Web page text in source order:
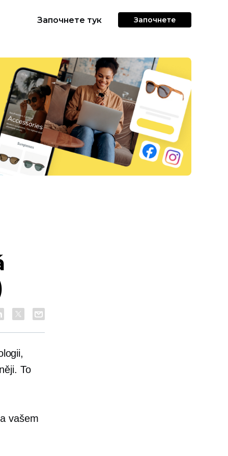
Започнете тук Започнете
To
vašem